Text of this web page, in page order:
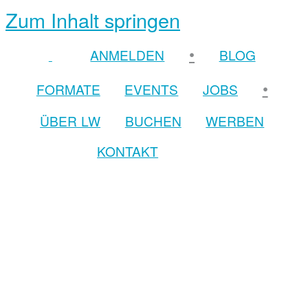
Zum Inhalt springen
ANMELDEN •
BLOG
FORMATE
EVENTS JOBS •
ÜBER LW BUCHEN
WERBEN
KONTAKT